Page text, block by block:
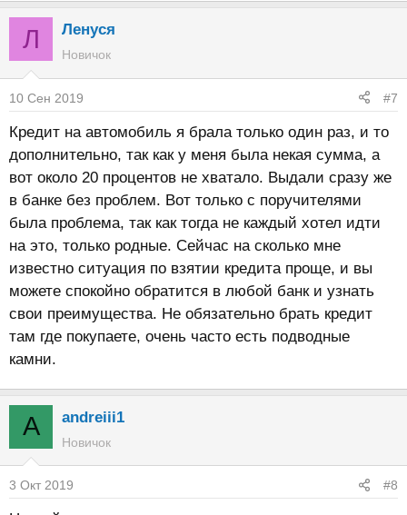
Л Ленуся
Новичок
10 Сен 2019 #7
Кредит на автомобиль я брала только один раз, и то
дополнительно, так как у меня была некая сумма, а
вот около 20 процентов не хватало. Выдали сразу же
в банке без проблем. Вот только с поручителями
была проблема, так как тогда не каждый хотел идти
на это, только родные. Сейчас на сколько мне
известно ситуация по взятии кредита проще, и вы
можете спокойно обратится в любой банк и узнать
свои преимущества. Не обязательно брать кредит
там где покупаете, очень часто есть подводные
камни.
A andreiii1
Новичок
3 Окт 2019 #8